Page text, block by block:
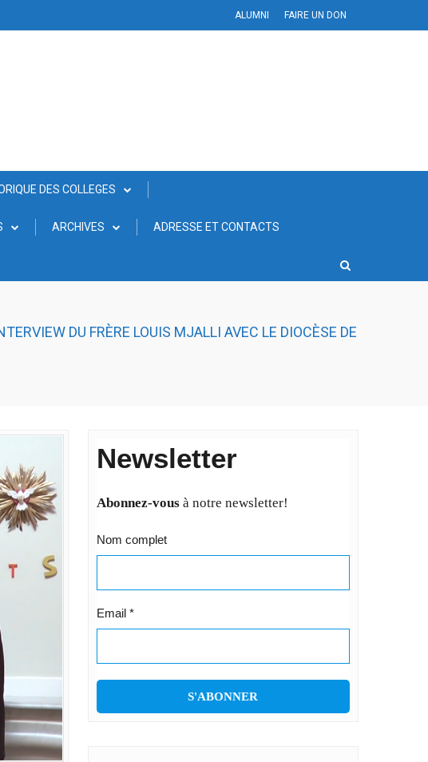
ALUMNI FAIRE UN DON
DES COLLEGES
ARCHIVES ADRESSE ET CONTACTS
DU FRÈRE LOUIS MJALLI AVEC LE DIOCÈSE DE
Newsletter
Abonnez-vousà notre newsletter!
Nom complet
Email *